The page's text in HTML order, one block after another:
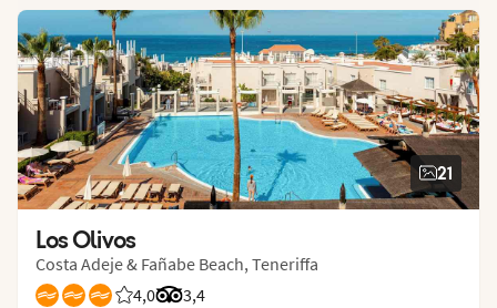
21
Los Olivos
Costa Adeje & Fañabe Beach, Teneriffa
4,0
Asiakkaidemme arviot: 4.025/5
3,4
Arvostelut Tripadvisorista: 3.4 of 5